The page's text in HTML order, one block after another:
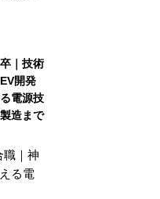
｜技術
開発
電源技
造まで
職｜神
る電